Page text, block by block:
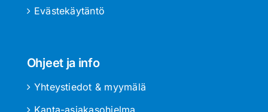
Evästekäytäntö
Ohjeet ja info
Yhteystiedot & myymälä
Kanta-asiakasohjelma